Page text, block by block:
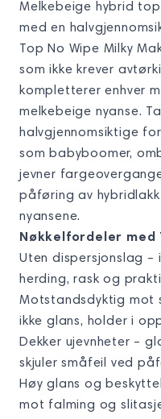
Melkebei­ge hybrid
med en
Top No Wipe Milky
som ikke krever
kompletterer enhver
melkebei­ge nyanse.
halvgjennomsiktige
som babyboomer,
jevner
påføring av
nyansene.
Nøkkelfordeler med
Uten dispersjonslag
herding, rask og
Motstandsdyktig mot
ikke glans, holder i
Dekker ujevnheter –
skjuler småfeil ved
Høy glans og
mot falming og